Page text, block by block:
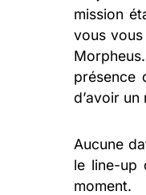
mission
vous
présence
d’avoir
Aucune
le line-up
moment.